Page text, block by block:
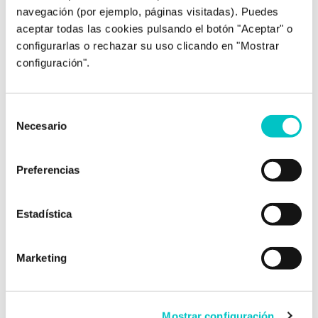
navegación (por ejemplo, páginas visitadas). Puedes
aceptar todas las cookies pulsando el botón "Aceptar" o
configurarlas o rechazar su uso clicando en "Mostrar
configuración".
Necesario
Preferencias
Estadística
Marketing
deportista de sí mismo, de sus éxitos y
fracasos, la creencia en que él determina sus
actos y no es la mala suerte la que decide por
él… La semana pasada hablamos de estos
factores, y esta nos centraremos en otros …
Europa, ¡que voy!